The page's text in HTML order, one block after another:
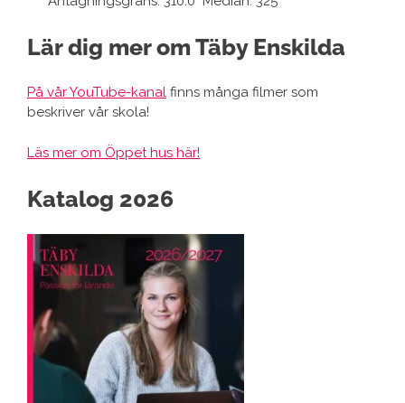
Lär dig mer om Täby Enskilda
På vår YouTube-kanal finns många filmer som
beskriver vår skola!
Läs mer om Öppet hus här!
Katalog 2026